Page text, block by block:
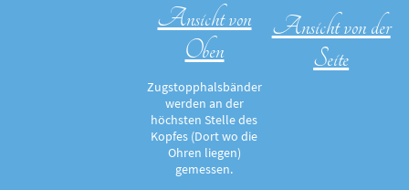
Ansicht von
Oben
Zugstopphalsbänder
werden an der
höchsten Stelle des
Kopfes (Dort wo die
Ohren liegen)
gemessen.
Ansicht von der
Seite